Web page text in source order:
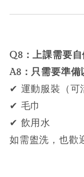
Q8：上課需要自
A8：只需要準備
✔ 運動服裝（可
✔ 毛巾
✔ 飲用水
如需盥洗，也歡